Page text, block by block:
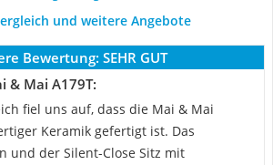
und weitere Angebote
Bewertung: SEHR GUT
& Mai A179T:
fiel uns auf, dass die Mai & Mai
Keramik gefertigt ist. Das
und der Silent-Close Sitz mit